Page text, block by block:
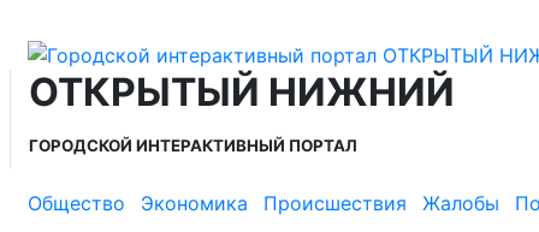
ОТКРЫТЫЙ НИЖНИЙ
ГОРОДСКОЙ ИНТЕРАКТИВНЫЙ ПОРТАЛ
Общество Экономика Происшествия Жалобы